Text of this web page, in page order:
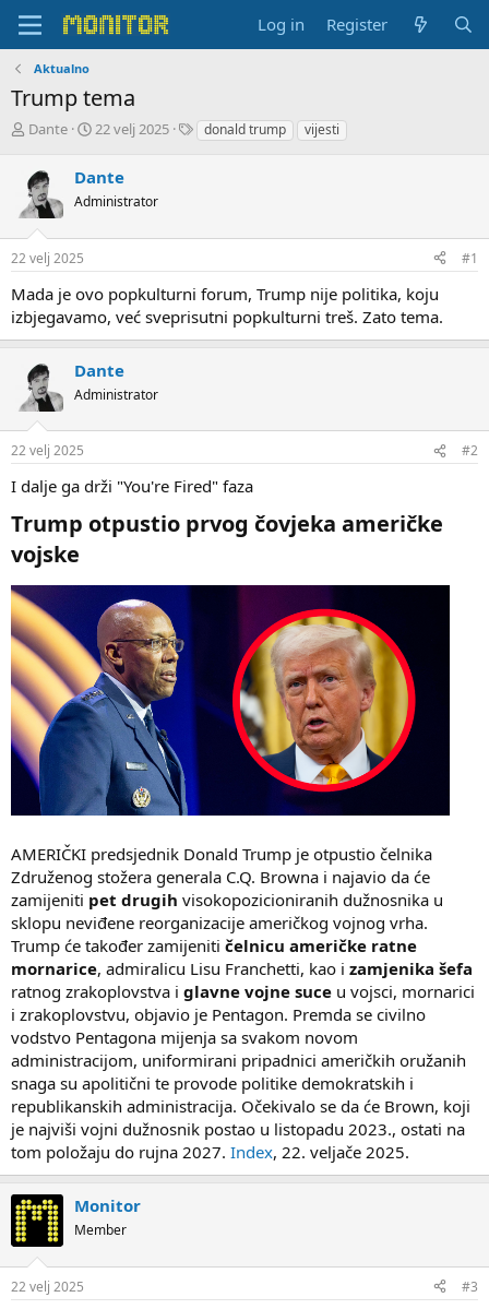
Log in Register
Aktualno
Trump tema
T
e
a
s
t
r
t
e
r
Dante
S
r
t
a
22 velj 2025
Tdonald trump vijesti
Dante
Administrator
22 velj 2025 #1
Mada je ovo popkulturni forum, Trump nije politika, koju
izbjegavamo, već sveprisutni popkulturni treš. Zato tema.
Dante
Administrator
22 velj 2025 #2
I dalje ga drži "You're Fired" faza
Trump otpustio prvog čovjeka američke
vojske​
AMERIČKI predsjednik Donald Trump je otpustio čelnika
Združenog stožera generala C.Q. Browna i najavio da će
zamijeniti pet drugih visokopozicioniranih dužnosnika u
sklopu neviđene reorganizacije američkog vojnog vrha.
Trump će također zamijeniti čelnicu američke ratne
mornarice, admiralicu Lisu Franchetti, kao i zamjenika šefa
ratnog zrakoplovstva i glavne vojne suce u vojsci, mornarici
i zrakoplovstvu, objavio je Pentagon. Premda se civilno
vodstvo Pentagona mijenja sa svakom novom
administracijom, uniformirani pripadnici američkih oružanih
snaga su apolitični te provode politike demokratskih i
republikanskih administracija. Očekivalo se da će Brown, koji
je najviši vojni dužnosnik postao u listopadu 2023., ostati na
tom položaju do rujna 2027. Index, 22. veljače 2025.
Monitor
Member
22 velj 2025 #3